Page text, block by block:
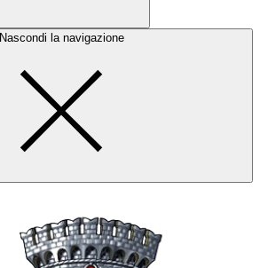
Nascondi la navigazione